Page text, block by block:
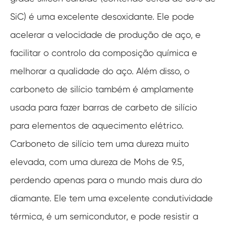
SiC) é uma excelente desoxidante. Ele pode
acelerar a velocidade de produção de aço, e
facilitar o controlo da composição química e
melhorar a qualidade do aço. Além disso, o
carboneto de silício também é amplamente
usada para fazer barras de carbeto de silício
para elementos de aquecimento elétrico.
Carboneto de silício tem uma dureza muito
elevada, com uma dureza de Mohs de 9.5,
perdendo apenas para o mundo mais dura do
diamante. Ele tem uma excelente condutividade
térmica, é um semicondutor, e pode resistir a